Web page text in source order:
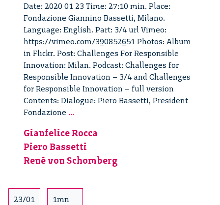
Date: 2020 01 23 Time: 27:10 min. Place:
Fondazione Giannino Bassetti, Milano.
Language: English. Part: 3/4 url Vimeo:
https://vimeo.com/390852651 Photos: Album
in Flickr. Post: Challenges For Responsible
Innovation: Milan. Podcast: Challenges for
Responsible Innovation – 3/4 and Challenges
for Responsible Innovation – full version
Contents: Dialogue: Piero Bassetti, President
Fondazione ...
Responsible
Innovation:
Milan
Gianfelice Rocca
Piero Bassetti
René von Schomberg
23/01
1mn